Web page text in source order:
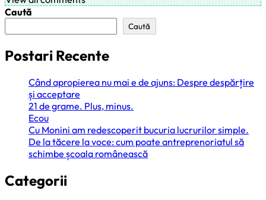
Caută
Caută
Postari Recente
Când apropierea nu mai e de ajuns: Despre despărțire
și acceptare
21 de grame. Plus, minus.
Ecou
Cu Monini am redescoperit bucuria lucrurilor simple.
De la tăcere la voce: cum poate antreprenoriatul să
schimbe școala românească
Categorii